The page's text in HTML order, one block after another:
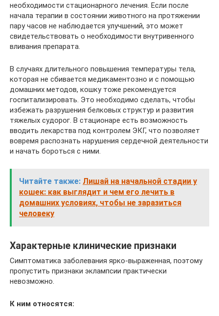
необходимости стационарного лечения. Если после
начала терапии в состоянии животного на протяжении
пару часов не наблюдается улучшений, это может
свидетельствовать о необходимости внутривенного
вливания препарата.
В случаях длительного повышения температуры тела,
которая не сбивается медикаментозно и с помощью
домашних методов, кошку тоже рекомендуется
госпитализировать. Это необходимо сделать, чтобы
избежать разрушения белковых структур и развития
тяжелых судорог. В стационаре есть возможность
вводить лекарства под контролем ЭКГ, что позволяет
вовремя распознать нарушения сердечной деятельности
и начать бороться с ними.
Читайте также: Лишай на начальной стадии у
кошек: как выглядит и чем его лечить в
домашних условиях, чтобы не заразиться
человеку
Характерные клинические признаки
Симптоматика заболевания ярко-выраженная, поэтому
пропустить признаки эклампсии практически
невозможно.
К ним относятся: